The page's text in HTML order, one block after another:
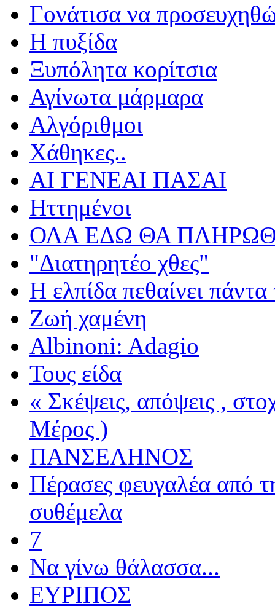
Γονάτισα να
Η πυξίδα
Ξυπόλητα κορίτσια
Αγίνωτα μάρμαρα
Αλγόριθμοι
Χάθηκες..
ΑΙ ΓΕΝΕΑΙ ΠΑΣΑΙ
Ηττημένοι
ΟΛΑ ΕΔΩ ΘΑ
"Διατηρητέο χθες"
Η ελπίδα πεθαίνει πάντα
Ζωή χαμένη
Albinoni: Adagio
Τους είδα
« Σκέψεις, απόψεις ,
Μέρος )
ΠΑΝΣΕΛΗΝΟΣ
Πέρασες φευγαλέα από
συθέμελα
7
Να γίνω θάλασσα...
ΕΥΡΙΠΟΣ